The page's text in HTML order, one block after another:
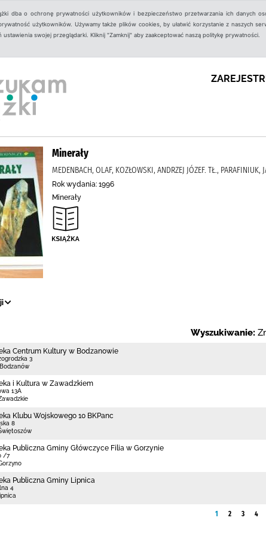
dba o ochronę prywatności użytkowników i bezpieczeństwo przetwarzania ich danych
użytkowników. Używamy także plików cookies, by ułatwić korzystanie z naszych
ustawienia swojej przeglądarki. Kliknij "Zamknij" aby zaakceptować naszą politykę prywatności.
Minerały
MEDENBACH, OLAF, KOZŁOWSKI, ANDRZEJ JÓZEF. TŁ.,
Rok wydania: 1996
Minerały
Wyszukiwanie:
Centrum Kultury w Bodzanowie
3
i Kultura w Zawadzkiem
13A
Klubu Wojskowego 10 BKPanc
8
Publiczna Gminy Główczyce Filia w Gorzynie
/7
Publiczna Gminy Lipnica
4
1 2 3 4